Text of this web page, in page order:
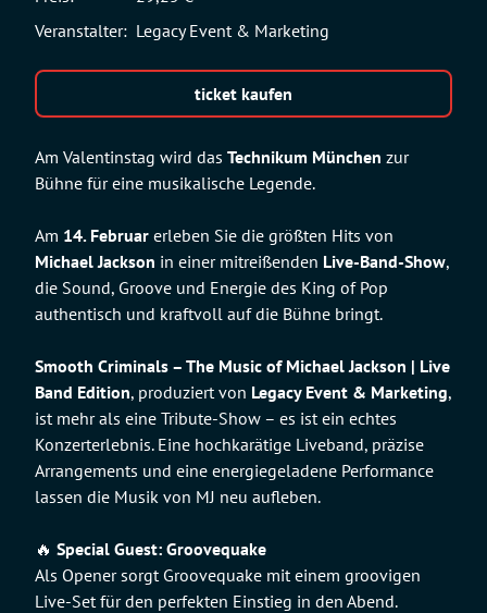
Am Valentinstag wird das Technikum München zur
Bühne für eine musikalische Legende.
Am 14. Februar erleben Sie die größten Hits von
Michael Jackson in einer mitreißenden Live-Band-Show,
die Sound, Groove und Energie des King of Pop
authentisch und kraftvoll auf die Bühne bringt.
Smooth Criminals – The Music of Michael Jackson | Live
Band Edition, produziert von Legacy Event & Marketing,
ist mehr als eine Tribute-Show – es ist ein echtes
Konzerterlebnis. Eine hochkarätige Liveband, präzise
Arrangements und eine energiegeladene Performance
lassen die Musik von MJ neu aufleben.
🔥 Special Guest: Groovequake
Als Opener sorgt Groovequake mit einem groovigen
Live-Set für den perfekten Einstieg in den Abend.
Veranstalter: Legacy Event & Marketing
ticket kaufen